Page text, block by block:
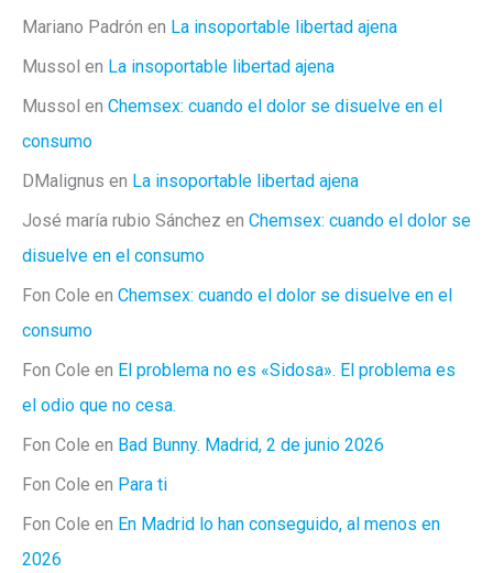
Mariano Padrón en La insoportable libertad ajena
Mussol en La insoportable libertad ajena
Mussol en Chemsex: cuando el dolor se disuelve en el
consumo
DMalignus en La insoportable libertad ajena
José maría rubio Sánchez en Chemsex: cuando el dolor se
disuelve en el consumo
Fon Cole en Chemsex: cuando el dolor se disuelve en el
consumo
Fon Cole en El problema no es «Sidosa». El problema es
el odio que no cesa.
Fon Cole en Bad Bunny. Madrid, 2 de junio 2026
Fon Cole en Para ti
Fon Cole en En Madrid lo han conseguido, al menos en
2026